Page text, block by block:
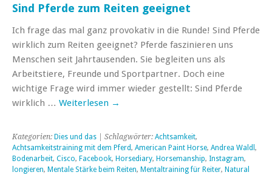
Sind Pferde zum Reiten geeignet
Ich frage das mal ganz provokativ in die Runde! Sind Pferde
wirklich zum Reiten geeignet? Pferde faszinieren uns
Menschen seit Jahrtausenden. Sie begleiten uns als
Arbeitstiere, Freunde und Sportpartner. Doch eine
wichtige Frage wird immer wieder gestellt: Sind Pferde
wirklich … Weiterlesen →
Kategorien: Dies und das | Schlagwörter: Achtsamkeit,
Achtsamkeitstraining mit dem Pferd, American Paint Horse, Andrea Waldl ,
Bodenarbeit, Cisco, Facebook, Horsediary, Horsemanship, Instagram,
longieren, Mentale Stärke beim Reiten, Mentaltraining für Reiter, Natural